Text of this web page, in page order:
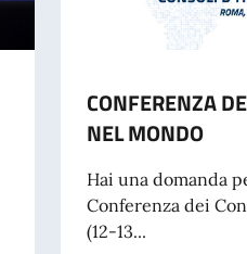
CONFERENZA
NEL MONDO
Hai una domanda
Conferenza dei
(12-13...